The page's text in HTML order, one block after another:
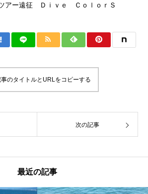
アー遠征 Ｄｉｖｅ ＣｏｌｏｒＳ
事のタイトルとURLをコピーする
次の記事
最近の記事